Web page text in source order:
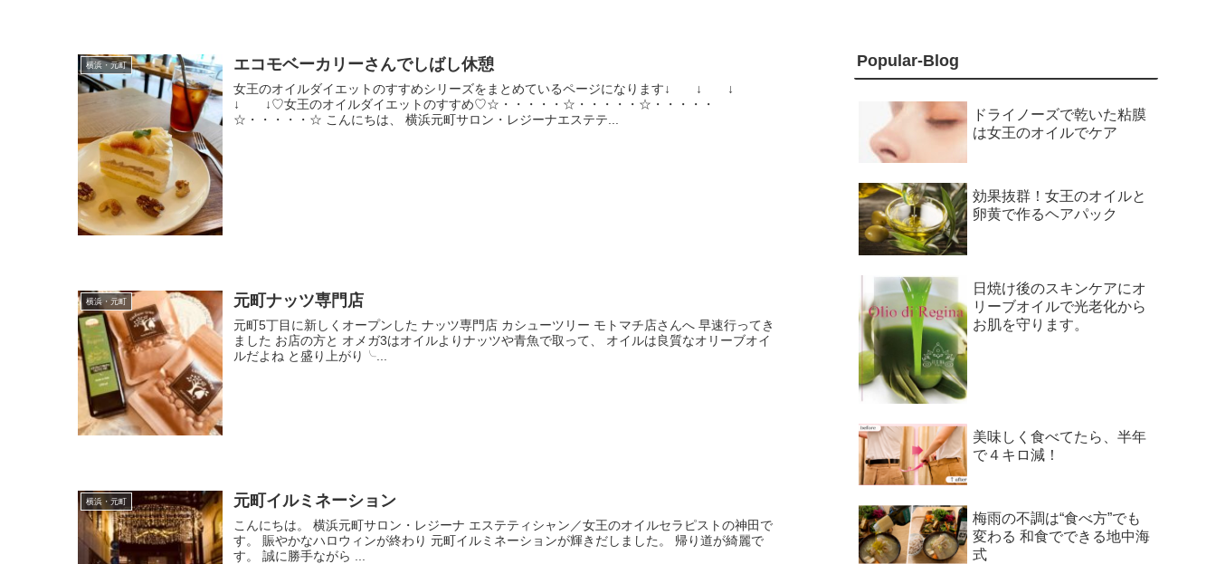
横浜・元町 エコモベーカリーさんでしばし休憩
女王のオイルダイエットのすすめシリーズをまとめているページになります↓ ↓ ↓
↓ ↓♡女王のオイルダイエットのすすめ♡☆・・・・・☆・・・・・☆・・・・・
☆・・・・・☆ こんにちは、 横浜元町サロン・レジーナエステテ...
横浜・元町 元町ナッツ専門店
元町5丁目に新しくオープンした ナッツ専門店 カシューツリー モトマチ店さんへ 早速行ってき
ました お店の方と オメガ3はオイルよりナッツや青魚で取って、 オイルは良質なオリーブオイ
ルだよね と盛り上がり╰...
横浜・元町 元町イルミネーション
こんにちは。 横浜元町サロン・レジーナ エステティシャン／女王のオイルセラピストの神田で
す。 賑やかなハロウィンが終わり 元町イルミネーションが輝きだしました。 帰り道が綺麗で
す。 誠に勝手ながら ...
Popular-Blog
ドライノーズで乾いた粘膜
は女王のオイルでケア
効果抜群！女王のオイルと
卵黄で作るヘアパック
日焼け後のスキンケアにオ
リーブオイルで光老化から
お肌を守ります。
美味しく食べてたら、半年
で４キロ減！
梅雨の不調は“食べ方”でも
変わる 和食でできる地中海
式